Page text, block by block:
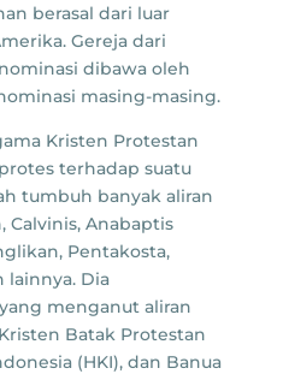
berasal dari luar
Gereja dari
dibawa oleh
masing-masing.
Kristen Protestan
terhadap suatu
tumbuh banyak aliran
Calvinis, Anabaptis
Pentakosta,
lainnya. Dia
menganut aliran
Batak Protestan
(HKI), dan Banua